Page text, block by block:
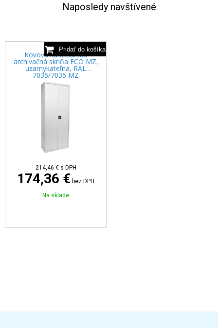
Naposledy navštívené
Kovová kancelárska
archivačná skriňa ECO MZ,
uzamykateľná, RAL
7035/7035 MZ
214,46 € s DPH
174,36 € bez DPH
Na sklade